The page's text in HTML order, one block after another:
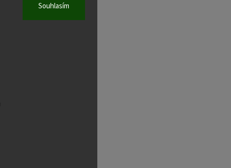
Souhlasím